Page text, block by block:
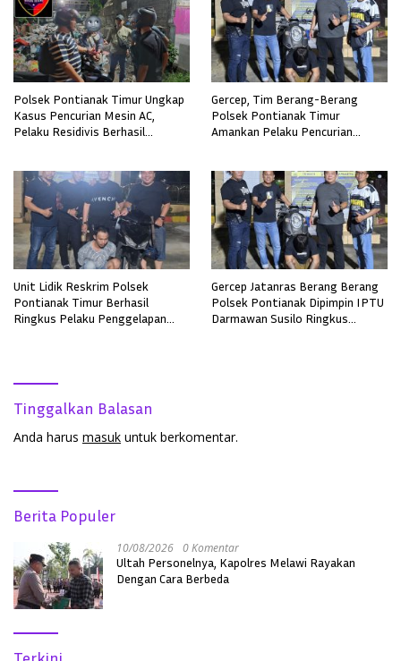
Polsek Pontianak Timur Ungkap
Kasus Pencurian Mesin AC,
Pelaku Residivis Berhasil
Gercep, Tim Berang-Berang
Polsek Pontianak Timur
Amankan Pelaku Pencurian
Unit Lidik Reskrim Polsek
Pontianak Timur Berhasil
Ringkus Pelaku Penggelapan
Gercep Jatanras Berang Berang
Polsek Pontianak Dipimpin IPTU
Darmawan Susilo Ringkus
Tinggalkan Balasan
Anda harus masuk untuk berkomentar.
Berita Populer
10/08/2026 0 Komentar
Ultah Personelnya, Kapolres Melawi Rayakan
Dengan Cara Berbeda